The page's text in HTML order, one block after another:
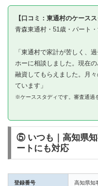
【口コミ：東通村のケースス
青森東通村・51歳・パート
「東通村で家計が苦しく、
ホーに相談しました。現在
融資してもらえました。月
ています」
※ケーススタディです。審査通過
⑤ いつも｜高知県
ートにも対応
登録番号 高知県知